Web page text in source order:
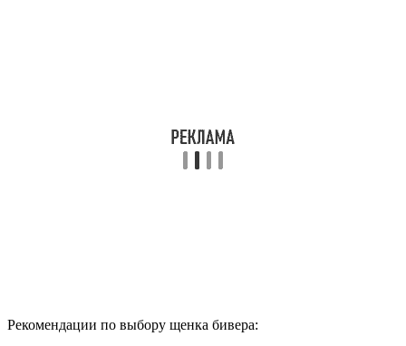
Рекомендации по выбору щенка бивера: